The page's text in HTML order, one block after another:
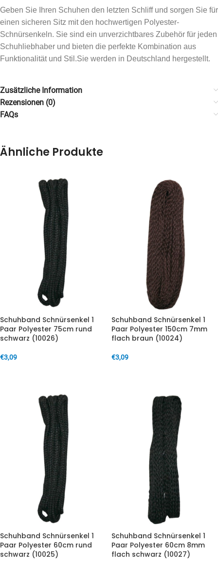
Geben Sie Ihren Schuhen den letzten Schliff und sorgen Sie für
einen sicheren Sitz mit den hochwertigen Polyester-
Schnürsenkeln. Sie sind ein unverzichtbares Zubehör für jeden
Schuhliebhaber und bieten die perfekte Kombination aus
Funktionalität und Stil.Sie werden in Deutschland hergestellt.
Zusätzliche Information
Rezensionen (0)
FAQs
Ähnliche Produkte
Schuhband Schnürsenkel 1
Paar Polyester 75cm rund
schwarz (10026)
€3,09
Schuhband Schnürsenkel 1
Paar Polyester 150cm 7mm
flach braun (10024)
€3,09
Schuhband Schnürsenkel 1
Paar Polyester 60cm rund
schwarz (10025)
Schuhband Schnürsenkel 1
Paar Polyester 60cm 8mm
flach schwarz (10027)